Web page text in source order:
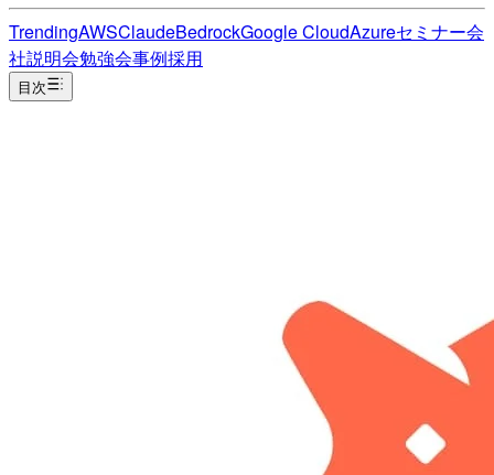
TrendingAWSClaudeBedrockGoogle CloudAzureセミナー会
社説明会勉強会事例採用
目次